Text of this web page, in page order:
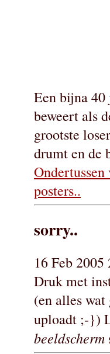
Een bijna
beweert als
grootste
drumt en de
posters..
sorry..
16 Feb 2005
Druk met
(en alles
uploadt ;-})
beeldscherm